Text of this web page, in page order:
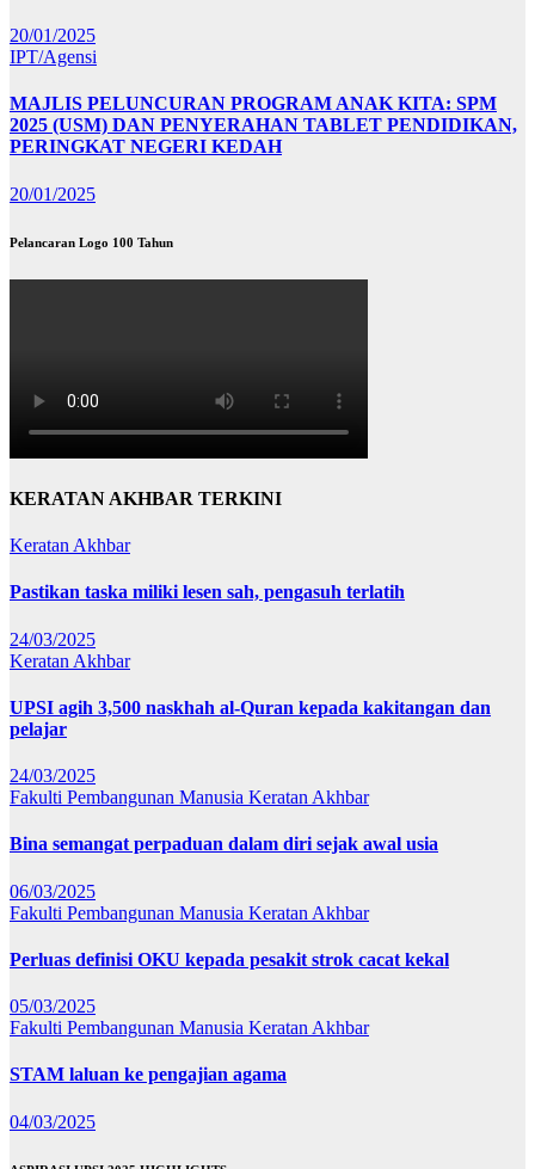
20/01/2025
IPT/Agensi
MAJLIS PELUNCURAN PROGRAM ANAK KITA: SPM
2025 (USM) DAN PENYERAHAN TABLET PENDIDIKAN,
PERINGKAT NEGERI KEDAH
20/01/2025
Pelancaran Logo 100 Tahun
KERATAN AKHBAR TERKINI
Keratan Akhbar
Pastikan taska miliki lesen sah, pengasuh terlatih
24/03/2025
Keratan Akhbar
UPSI agih 3,500 naskhah al-Quran kepada kakitangan dan
pelajar
24/03/2025
Fakulti Pembangunan Manusia Keratan Akhbar
Bina semangat perpaduan dalam diri sejak awal usia
06/03/2025
Fakulti Pembangunan Manusia Keratan Akhbar
Perluas definisi OKU kepada pesakit strok cacat kekal
05/03/2025
Fakulti Pembangunan Manusia Keratan Akhbar
STAM laluan ke pengajian agama
04/03/2025